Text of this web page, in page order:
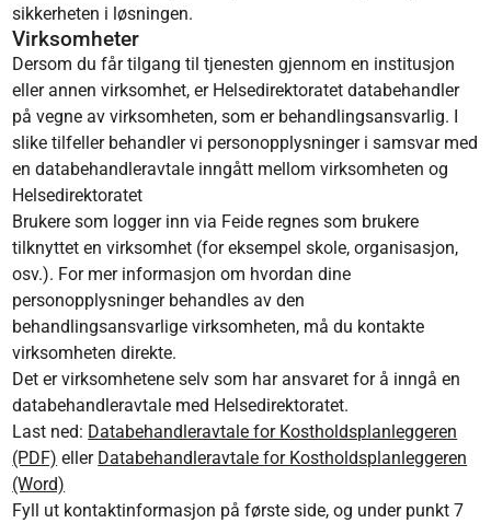
sikkerheten i løsningen.
Virksomheter
Dersom du får tilgang til tjenesten gjennom en institusjon
eller annen virksomhet, er Helsedirektoratet databehandler
på vegne av virksomheten, som er behandlingsansvarlig. I
slike tilfeller behandler vi personopplysninger i samsvar med
en databehandleravtale inngått mellom virksomheten og
Helsedirektoratet
Brukere som logger inn via Feide regnes som brukere
tilknyttet en virksomhet (for eksempel skole, organisasjon,
osv.). For mer informasjon om hvordan dine
personopplysninger behandles av den
behandlingsansvarlige virksomheten, må du kontakte
virksomheten direkte.
Det er virksomhetene selv som har ansvaret for å inngå en
databehandleravtale med Helsedirektoratet.
Last ned: Databehandleravtale for Kostholdsplanleggeren
(PDF) eller Databehandleravtale for Kostholdsplanleggeren
(Word)
Fyll ut kontaktinformasjon på første side, og under punkt 7